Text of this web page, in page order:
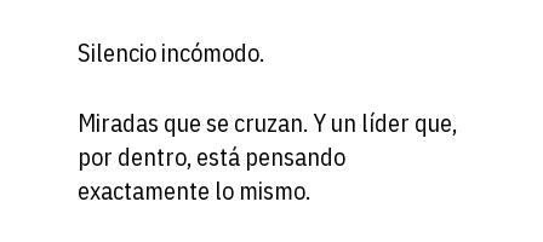
Silencio incómodo.
Miradas que se cruzan. Y un líder que,
por dentro, está pensando
exactamente lo mismo.